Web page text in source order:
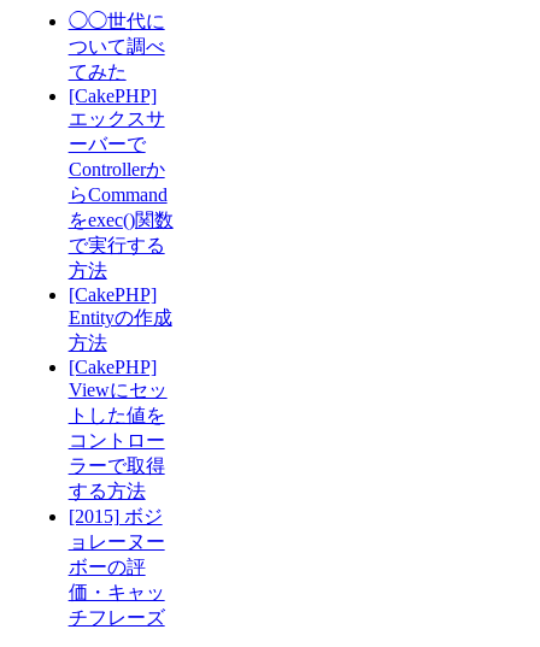
◯◯世代に
ついて調べ
てみた
[CakePHP]
エックスサ
ーバーで
Controllerか
らCommand
をexec()関数
で実行する
方法
[CakePHP]
Entityの作成
方法
[CakePHP]
Viewにセッ
トした値を
コントロー
ラーで取得
する方法
[2015] ボジ
ョレーヌー
ボーの評
価・キャッ
チフレーズ